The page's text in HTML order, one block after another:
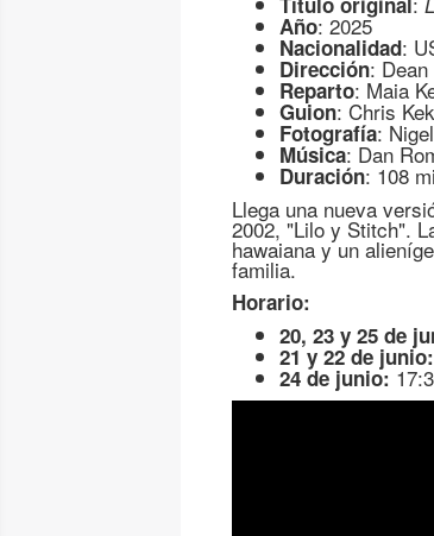
Año: 2025
Nacionalidad:
Dirección:
Reparto: Maia
Guion: Chris
Fotografía:
Música: Dan
Duración: 108
Llega una nueva
2002, "Lilo y Stitch".
hawaiana y un
familia.
Horario:
20, 23 y 25 de
21 y 22 de junio:
24 de junio: